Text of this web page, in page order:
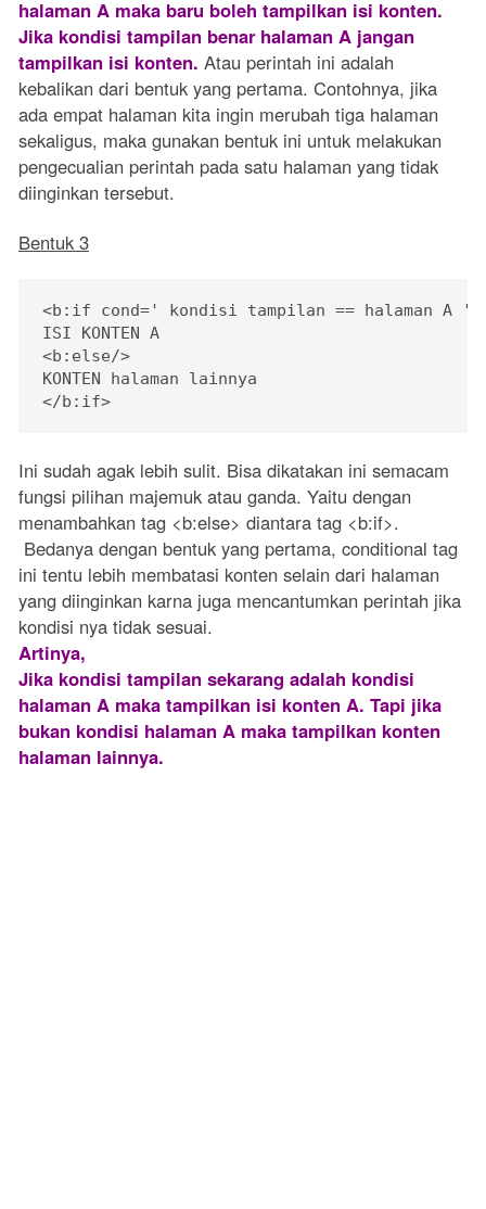
halaman A maka baru boleh tampilkan isi konten.
Jika kondisi tampilan benar halaman A jangan
tampilkan isi konten. Atau perintah ini adalah
kebalikan dari bentuk yang pertama. Contohnya, jika
ada empat halaman kita ingin merubah tiga halaman
sekaligus, maka gunakan bentuk ini untuk melakukan
pengecualian perintah pada satu halaman yang tidak
diinginkan tersebut.
Bentuk 3
<b:if cond=' kondisi tampilan == halaman A '>
ISI KONTEN A
<b:else/>
KONTEN halaman lainnya
</b:if>
Ini sudah agak lebih sulit. Bisa dikatakan ini semacam
fungsi pilihan majemuk atau ganda. Yaitu dengan
menambahkan tag <b:else> diantara tag <b:if>.
Bedanya dengan bentuk yang pertama, conditional tag
ini tentu lebih membatasi konten selain dari halaman
yang diinginkan karna juga mencantumkan perintah jika
kondisi nya tidak sesuai.
Artinya,
Jika kondisi tampilan sekarang adalah kondisi
halaman A maka tampilkan isi konten A. Tapi jika
bukan kondisi halaman A maka tampilkan konten
halaman lainnya.